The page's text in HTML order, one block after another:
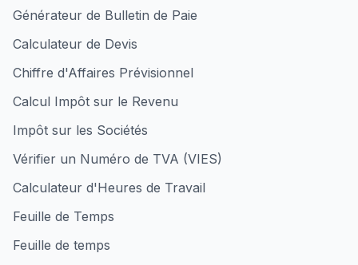
Générateur de Bulletin de Paie
Calculateur de Devis
Chiffre d'Affaires Prévisionnel
Calcul Impôt sur le Revenu
Impôt sur les Sociétés
Vérifier un Numéro de TVA (VIES)
Calculateur d'Heures de Travail
Feuille de Temps
Feuille de temps